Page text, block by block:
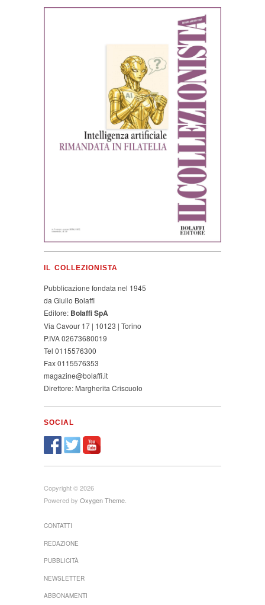
IL COLLEZIONISTA
Pubblicazione fondata nel 1945
da Giulio Bolaffi
Editore: Bolaffi SpA
Via Cavour 17 | 10123 | Torino
P.IVA 02673680019
Tel 0115576300
Fax 0115576353
magazine@bolaffi.it
Direttore: Margherita Criscuolo
SOCIAL
Copyright © 2026
Powered by Oxygen Theme.
CONTATTI
REDAZIONE
PUBBLICITÀ
NEWSLETTER
ABBONAMENTI